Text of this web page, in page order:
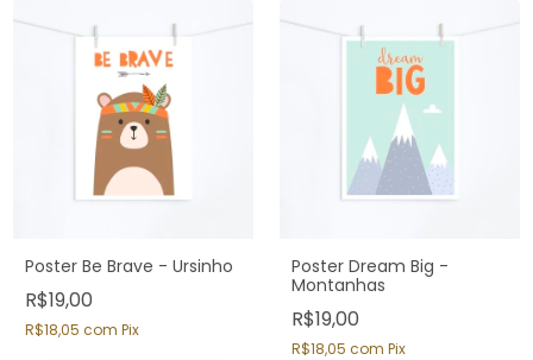
Poster Be Brave - Ursinho
R$19,00
R$18,05 com Pix
Poster Dream Big -
Montanhas
R$19,00
R$18,05 com Pix